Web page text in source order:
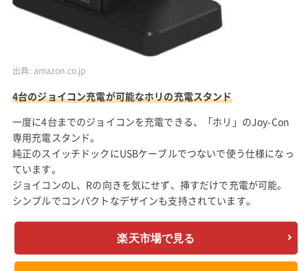
出典: amazon.co.jp
4台のジョイコン充電が可能なホリの充電スタンド
一度に4台までのジョイコンを充電できる、「ホリ」のJoy-Con
専用充電スタンド。
純正のスイッチドックにUSBケーブルでつないで使う仕様になっ
ています。
ジョイコンのL、Rの向きを気にせず、挿すだけで充電が可能。
シンプルでコンパクトなデザインも支持されています。
楽天市場で見る